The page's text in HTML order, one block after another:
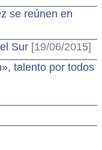
se reúnen en
Sur [19/06/2015]
talento por todos